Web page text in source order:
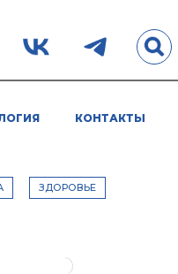
КОНТАКТЫ
ЗДОРОВЬЕ